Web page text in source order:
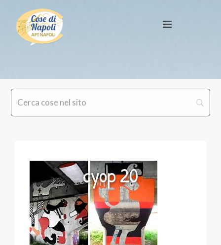
cyop 20